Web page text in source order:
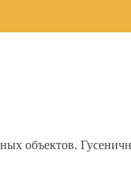
объектов.